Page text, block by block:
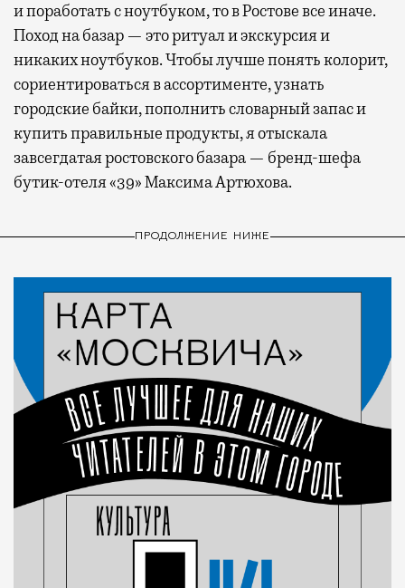
и поработать с ноутбуком, то в Ростове все иначе.
Поход на базар — это ритуал и экскурсия и
никаких ноутбуков. Чтобы лучше понять колорит,
сориентироваться в ассортименте, узнать
городские байки, пополнить словарный запас и
купить правильные продукты, я отыскала
завсегдатая ростовского базара — бренд-шефа
бутик-отеля «39» Максима Артюхова.
ПРОДОЛЖЕНИЕ НИЖЕ